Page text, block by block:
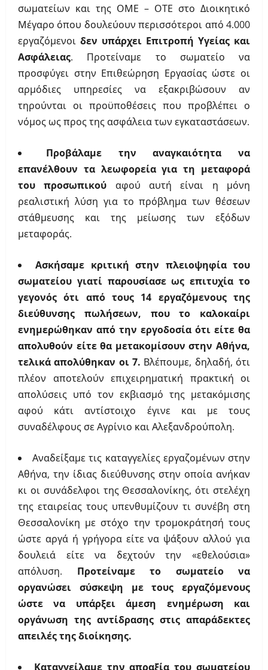
σωματείων και της ΟΜΕ – ΟΤΕ στο Διοικητικό
Μέγαρο όπου δουλεύουν περισσότεροι από 4.000
εργαζόμενοι δεν υπάρχει Επιτροπή Υγείας και
Ασφάλειας. Προτείναμε το σωματείο να
προσφύγει στην Επιθεώρηση Εργασίας ώστε οι
αρμόδιες υπηρεσίες να εξακριβώσουν αν
τηρούνται οι προϋποθέσεις που προβλέπει ο
νόμος ως προς της ασφάλεια των εγκαταστάσεων.
Προβάλαμε την αναγκαιότητα να
επανέλθουν τα λεωφορεία για τη μεταφορά
του προσωπικού αφού αυτή είναι η μόνη
ρεαλιστική λύση για το πρόβλημα των θέσεων
στάθμευσης και της μείωσης των εξόδων
μεταφοράς.
Ασκήσαμε κριτική στην πλειοψηφία του
σωματείου γιατί παρουσίασε ως επιτυχία το
γεγονός ότι από τους 14 εργαζόμενους της
διεύθυνσης πωλήσεων, που το καλοκαίρι
ενημερώθηκαν από την εργοδοσία ότι είτε θα
απολυθούν είτε θα μετακομίσουν στην Αθήνα,
τελικά απολύθηκαν οι 7. Βλέπουμε, δηλαδή, ότι
πλέον αποτελούν επιχειρηματική πρακτική οι
απολύσεις υπό τον εκβιασμό της μετακόμισης
αφού κάτι αντίστοιχο έγινε και με τους
συναδέλφους σε Αγρίνιο και Αλεξανδρούπολη.
Αναδείξαμε τις καταγγελίες εργαζομένων στην
Αθήνα, την ίδιας διεύθυνσης στην οποία ανήκαν
κι οι συνάδελφοι της Θεσσαλονίκης, ότι στελέχη
της εταιρείας τους υπενθυμίζουν τι συνέβη στη
Θεσσαλονίκη με στόχο την τρομοκράτησή τους
ώστε αργά ή γρήγορα είτε να ψάξουν αλλού για
δουλειά είτε να δεχτούν την «εθελούσια»
απόλυση. Προτείναμε το σωματείο να
οργανώσει σύσκεψη με τους εργαζόμενους
ώστε να υπάρξει άμεση ενημέρωση και
οργάνωση της αντίδρασης στις απαράδεκτες
απειλές της διοίκησης.
Καταγγείλαμε την απραξία του σωματείου